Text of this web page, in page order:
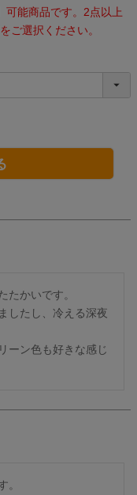
能商品です。2点以上
ご選択ください。
たかいです。
したし、冷える深夜
ーン色も好きな感じ
。